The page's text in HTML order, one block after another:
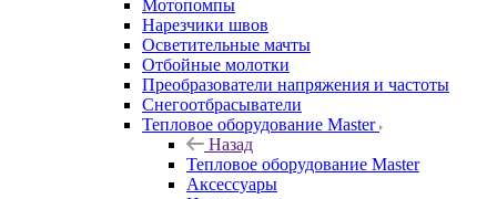
Мотопомпы
Нарезчики швов
Осветительные мачты
Отбойные молотки
Преобразователи напряжения и частоты
Снегоотбрасыватели
Тепловое оборудование Master
Назад
Тепловое оборудование Master
Аксессуары